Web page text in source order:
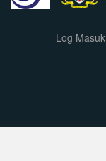
Log Masuk